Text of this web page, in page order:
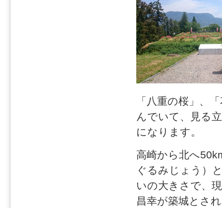
「八重の桜」、
んでいて、見る
になります。
高崎から北へ
ぐるみじょう）
いの大きさで、
昌幸が築城とさ